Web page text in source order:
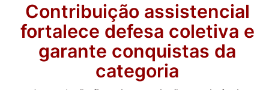
Contribuição assistencial
fortalece defesa coletiva e
garante conquistas da
categoria